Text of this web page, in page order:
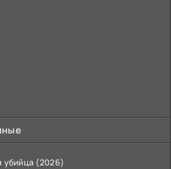
убийца (2026)